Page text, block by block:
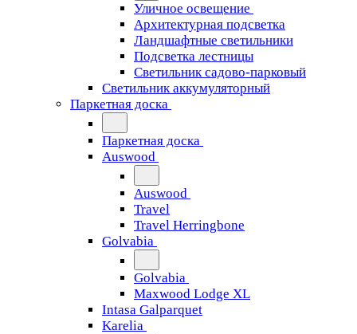
Уличное освещение
Архитектурная подсветка
Ландшафтные светильники
Подсветка лестницы
Светильник садово-парковый
Светильник аккумуляторный
Паркетная доска
Паркетная доска
Auswood
Auswood
Travel
Travel Herringbone
Golvabia
Golvabia
Maxwood Lodge XL
Intasa Galparquet
Karelia